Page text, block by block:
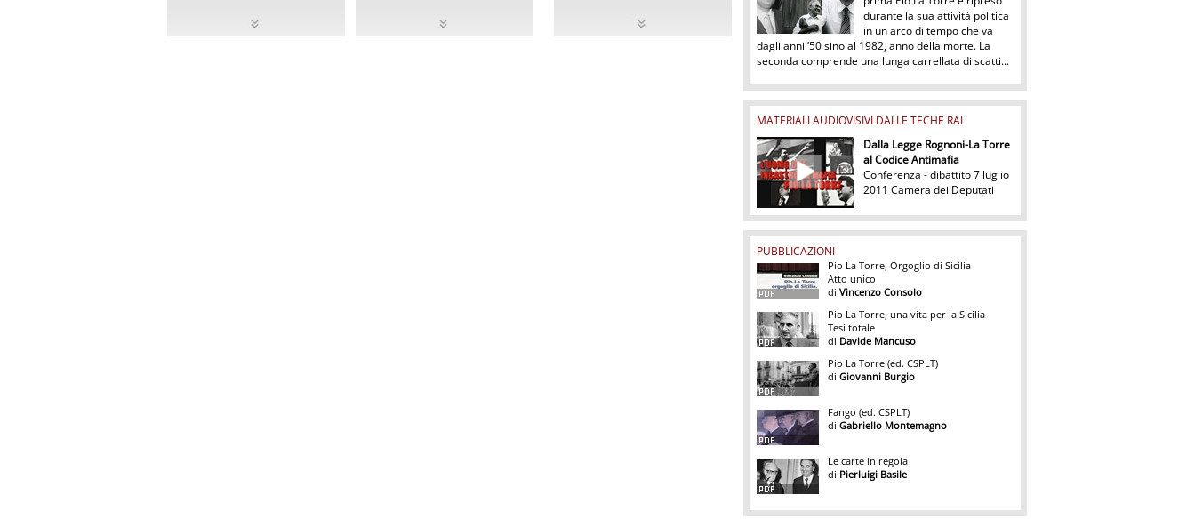
durante la sua attività politica
in un arco di tempo che va
dagli anni ’50 sino al 1982, anno della morte. La
seconda comprende una lunga carrellata di scatti...
MATERIALI AUDIOVISIVI DALLE TECHE RAI
Dalla Legge Rognoni-La Torre
al Codice Antimafia
Conferenza - dibattito 7 luglio
2011 Camera dei Deputati
PUBBLICAZIONI
Pio La Torre, Orgoglio di Sicilia
Atto unico
di Vincenzo Consolo
Pio La Torre, una vita per la Sicilia
Tesi totale
di Davide Mancuso
Pio La Torre (ed. CSPLT)
di Giovanni Burgio
Fango (ed. CSPLT)
di Gabriello Montemagno
Le carte in regola
di Pierluigi Basile